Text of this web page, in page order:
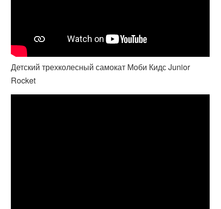
Детский трехколесный самокат Моби Кидс Junior
Rocket